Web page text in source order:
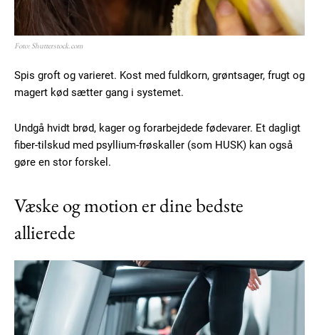
Subscription Plans
Foto: Shutterstock.com
Spis groft og varieret. Kost med fuldkorn, grøntsager, frugt og
magert kød sætter gang i systemet.
Undgå hvidt brød, kager og forarbejdede fødevarer. Et dagligt
fiber-tilskud med psyllium-frøskaller (som HUSK) kan også
gøre en stor forskel.
Væske og motion er dine bedste
allierede